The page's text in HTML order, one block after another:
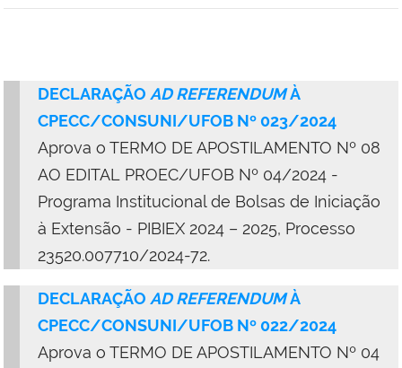
DECLARAÇÃO AD REFERENDUMÀ
CPECC/CONSUNI/UFOB Nº 023/2024
Aprova o TERMO DE APOSTILAMENTO Nº 08
AO EDITAL PROEC/UFOB Nº 04/2024 -
Programa Institucional de Bolsas de Iniciação
à Extensão - PIBIEX 2024 – 2025, Processo
23520.007710/2024-72.
DECLARAÇÃO AD REFERENDUMÀ
CPECC/CONSUNI/UFOB Nº 022/2024
Aprova o TERMO DE APOSTILAMENTO Nº 04